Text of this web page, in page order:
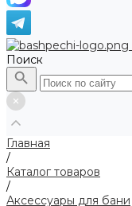
Поиск
Главная
/
Каталог товаров
/
Аксессуары для бани